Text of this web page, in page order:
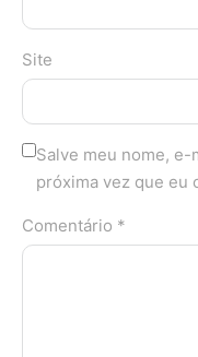
Site
Salve meu nome,
próxima vez que eu
Comentário *